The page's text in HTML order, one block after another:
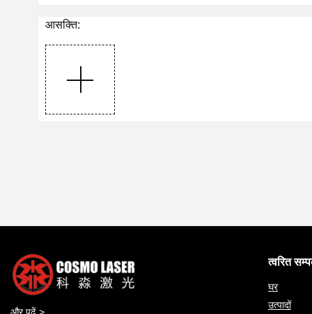
आसक्ति:
त्वरित
घर
उत्पादों